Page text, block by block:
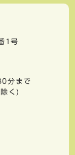
1号
分まで
く)